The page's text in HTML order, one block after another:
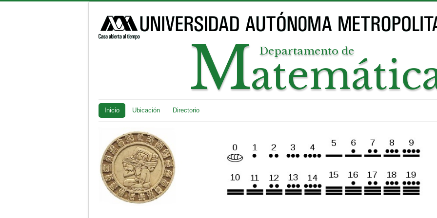
Departamento de
M
Inicio Ubicación Directorio